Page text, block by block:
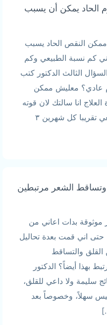
الحاد يمكن أن يسبب
ممكن النقص الحاد يسبب
كم نسبة الطبيعي وكم
الثالث الدكتور كتب
مرات باليوم عادي؟ معليش ممكن
انا سالتك لان قوته
٦٠٠؟ طيب معدل التنويم طبيعي تقريبا كل شهرين ٣
الشعر مرتبطين
موثوقة بدات اعاني من
اني قمت بعدة تحاليل
القلق والتساقط
بهذا أيضاً؟ الدكتور
99.99% النتائج سليمة ولا داعي للقلق،
ليس سهلاً، وخصوصاً بعد